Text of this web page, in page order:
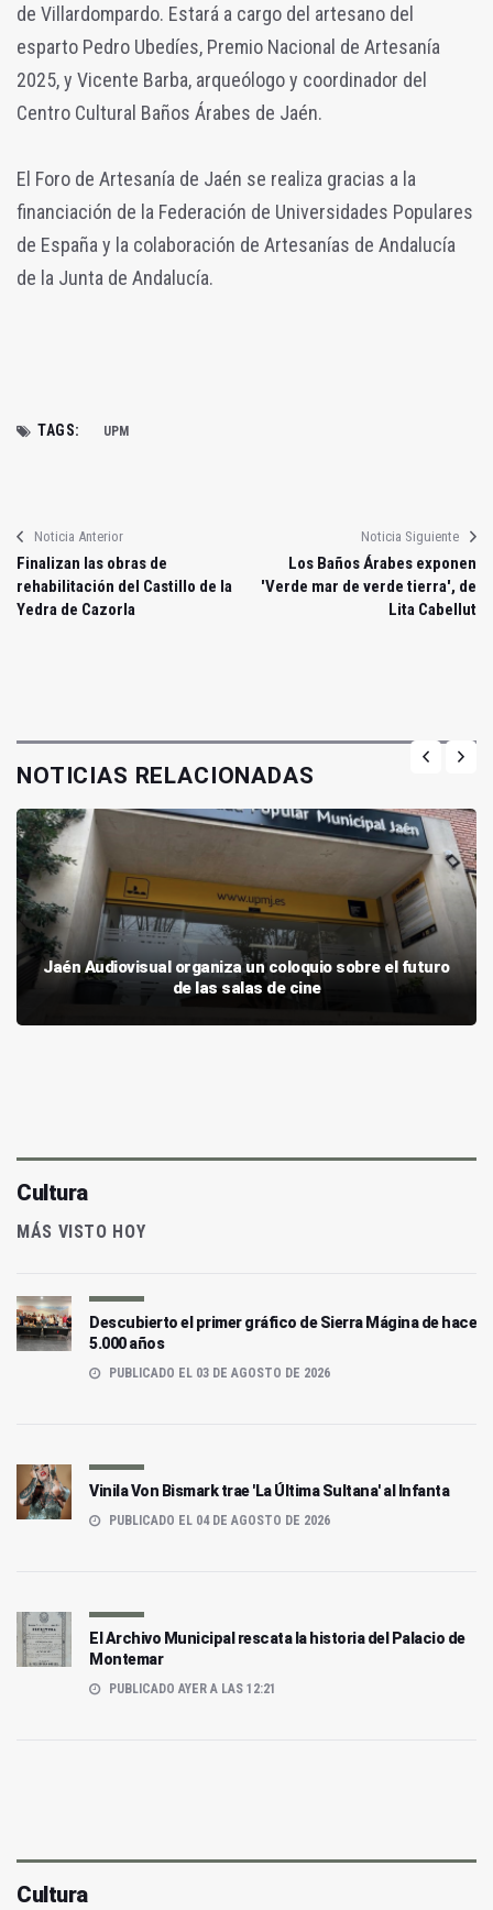
de Villardompardo. Estará a cargo del artesano del
esparto Pedro Ubedíes, Premio Nacional de Artesanía
2025, y Vicente Barba, arqueólogo y coordinador del
Centro Cultural Baños Árabes de Jaén.
El Foro de Artesanía de Jaén se realiza gracias a la
financiación de la Federación de Universidades Populares
de España y la colaboración de Artesanías de Andalucía
de la Junta de Andalucía.
TAGS: UPM
Noticia Anterior
Finalizan las obras de
rehabilitación del Castillo de la
Yedra de Cazorla
Noticia Siguiente
Los Baños Árabes exponen
'Verde mar de verde tierra', de
Lita Cabellut
NOTICIAS RELACIONADAS
Jaén Audiovisual organiza un coloquio sobre el futuro
de las salas de cine
Cultura
MÁS VISTO HOY
Descubierto el primer gráfico de Sierra Mágina de hace
5.000 años
PUBLICADO EL 03 DE AGOSTO DE 2026
Vinila Von Bismark trae 'La Última Sultana' al Infanta
PUBLICADO EL 04 DE AGOSTO DE 2026
El Archivo Municipal rescata la historia del Palacio de
Montemar
PUBLICADO AYER A LAS 12:21
Cultura